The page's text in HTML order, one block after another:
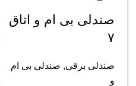
صندلی بی ام و اتاق
۷
صندلی برقی, صندلی بی ام
و